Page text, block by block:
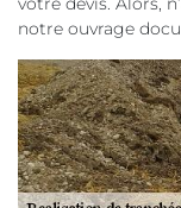
notre ouvrage